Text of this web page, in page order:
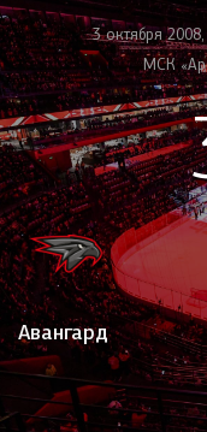
3 октября
МСК
Авангард